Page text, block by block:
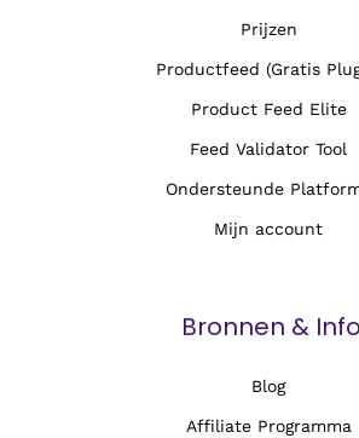
Prijzen
Productfeed (Gratis
Product Feed Elite
Feed Validator Tool
Ondersteunde
Mijn account
Bronnen & Info
Blog
Affiliate Programma